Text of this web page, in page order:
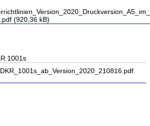
(920,36 kB)
1001s